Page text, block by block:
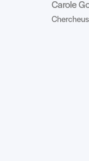
Carole